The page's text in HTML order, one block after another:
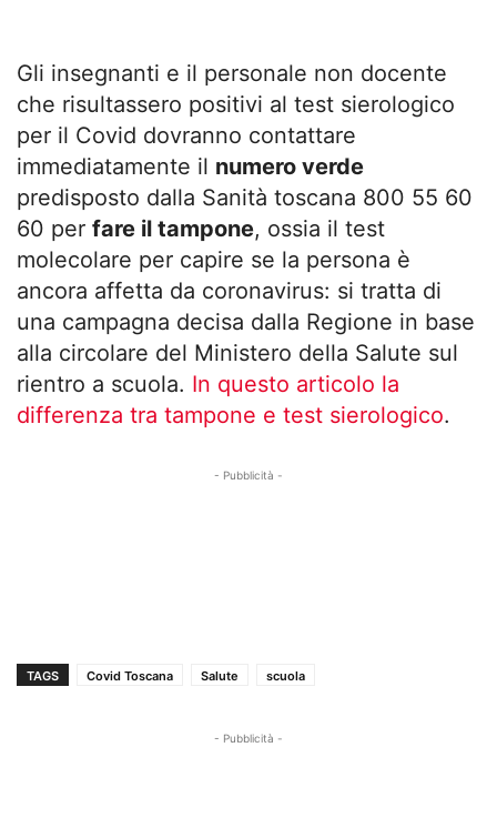
Gli insegnanti e il personale non docente
che risultassero positivi al test sierologico
per il Covid dovranno contattare
immediatamente il numero verde
predisposto dalla Sanità toscana 800 55 60
60 per fare il tampone, ossia il test
molecolare per capire se la persona è
ancora affetta da coronavirus: si tratta di
una campagna decisa dalla Regione in base
alla circolare del Ministero della Salute sul
rientro a scuola. In questo articolo la
differenza tra tampone e test sierologico.
- Pubblicità -
TAGS Covid Toscana Salute scuola
- Pubblicità -